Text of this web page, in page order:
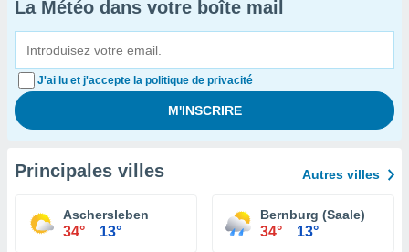
La Météo dans votre boîte mail
J'ai lu et j'accepte la politique de privacité
Principales villes Autres villes
Aschersleben
34° 13°
Bernburg (Saale)
34° 13°